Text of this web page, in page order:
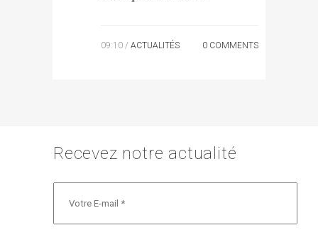
09:10 / ACTUALITÉS 0 COMMENTS
Recevez notre actualité